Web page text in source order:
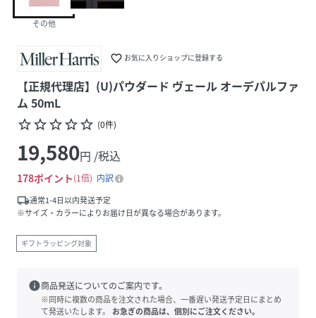
その他
favorite_border お気に入りショップに登録する
【正規代理店】(U)パウダード ヴェール オーデパルファ
ム 50mL
star_borderstar_borderstar_borderstar_borderstar_border (0件)
19,580円 /税込
178ポイント 1倍
内訳
local_shipping通常1-4日以内発送予定
※サイズ・カラーによりお届け日が異なる場合があります。
ギフトラッピング対象
info商品発送についてのご案内です。
※同時に複数の商品を注文された場合、一番遅い発送予定日にまとめ
て発送いたします。
お急ぎの商品は、個別にご注文ください。